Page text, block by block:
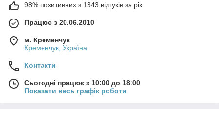
98% позитивних з 1343 відгуків за рік
Працює з 20.06.2010
м. Кременчук
Кременчук, Україна
Контакти
Сьогодні працює з 10:00 до 18:00
Показати весь графік роботи